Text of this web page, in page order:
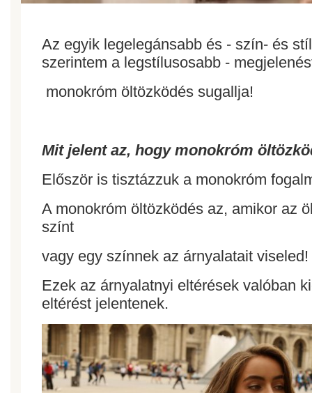
Az egyik legelegánsabb és - szín- és
szerintem a legstílusosabb -
monokróm öltözködés sugallja!
Mit jelent az, hogy monokróm
Először is tisztázzuk a monokróm
A monokróm öltözködés az, amikor az
színt
vagy egy színnek az árnyalatait viseled!
Ezek az árnyalatnyi eltérések valóban
eltérést jelentenek.